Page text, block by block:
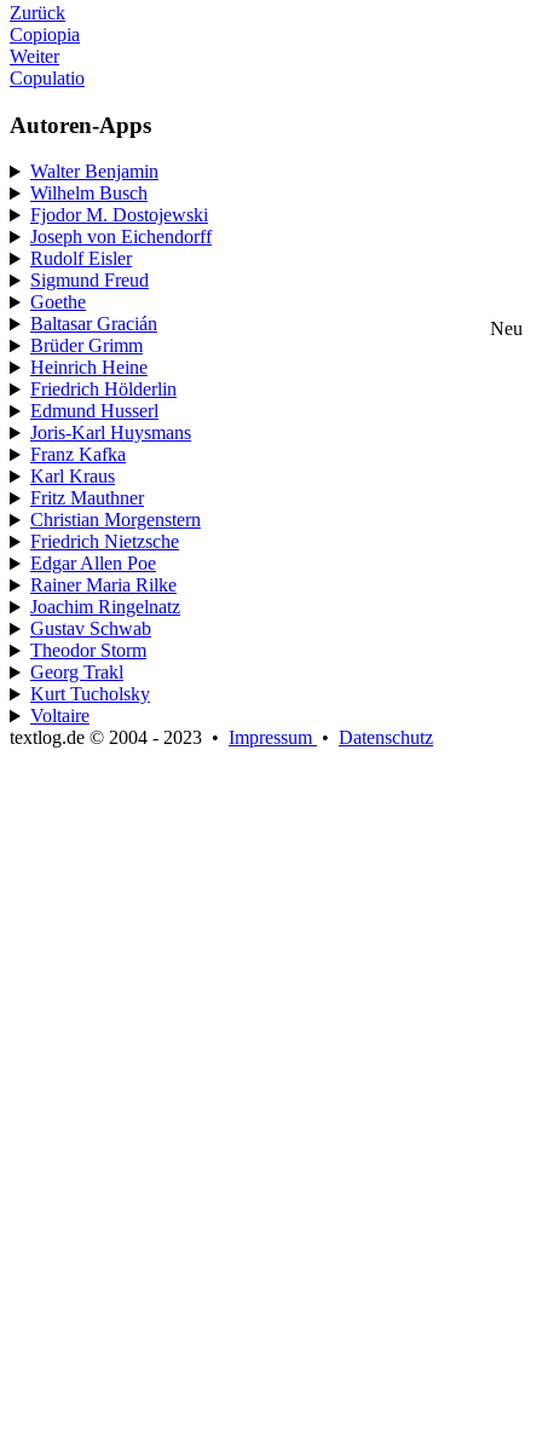
Zurück
Copiopia
Weiter
Copulatio
Autoren-Apps
Walter Benjamin
Wilhelm Busch
Fjodor M. Dostojewski
Joseph von Eichendorff
Rudolf Eisler
Sigmund Freud
Goethe
Baltasar Gracián
Neu
Brüder Grimm
Heinrich Heine
Friedrich Hölderlin
Edmund Husserl
Joris-Karl Huysmans
Franz Kafka
Karl Kraus
Fritz Mauthner
Christian Morgenstern
Friedrich Nietzsche
Edgar Allen Poe
Rainer Maria Rilke
Joachim Ringelnatz
Gustav Schwab
Theodor Storm
Georg Trakl
Kurt Tucholsky
Voltaire
textlog.de © 2004 - 2023 • Impressum • Datenschutz